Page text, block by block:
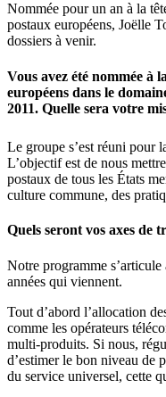
Nommée pour un an à la
postaux européens, Joëlle
dossiers à venir.
Vous avez été nommée à
européens dans le
2011. Quelle sera votre
Le groupe s’est réuni pour
L’objectif est de nous
postaux de tous les États
culture commune, des
Quels seront vos axes de
Notre programme
années qui viennent.
Tout d’abord l’allocation
comme les opérateurs
multi-produits. Si nous,
d’estimer le bon niveau de
du service universel, cette